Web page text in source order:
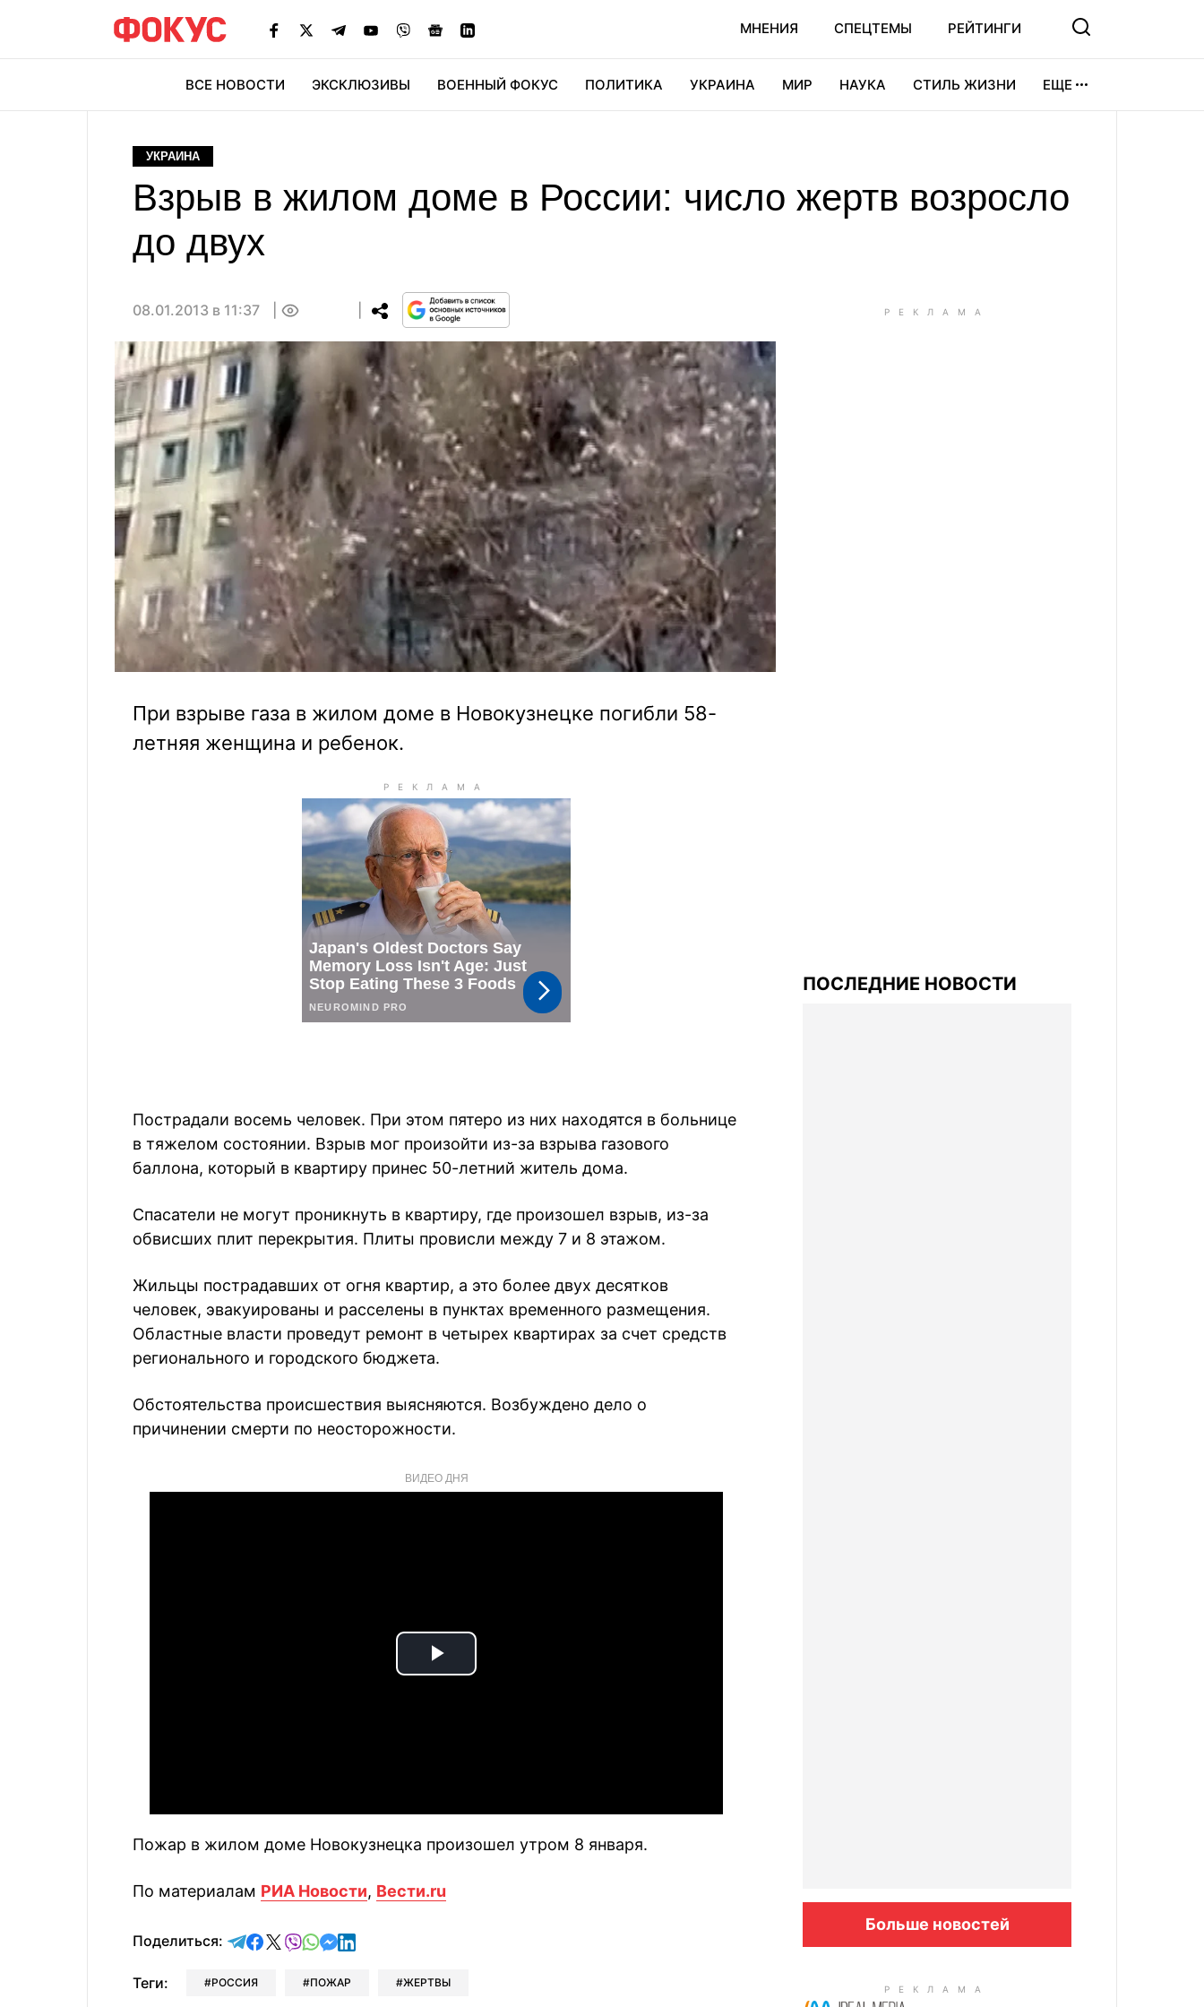
МНЕНИЯ СПЕЦТЕМЫ РЕЙТИНГИ
ВСЕ НОВОСТИ ЭКСКЛЮЗИВЫ ВОЕННЫЙ ФОКУС ПОЛИТИКА УКРАИНА МИР НАУКА СТИЛЬ ЖИЗНИ ЕЩЕ
УКРАИНА
Взрыв в жилом доме в России: число жертв возросло
до двух
08.01.2013 в 11:37
При взрыве газа в жилом доме в Новокузнецке погибли 58-
летняя женщина и ребенок.
Пострадали восемь человек. При этом пятеро из них находятся в больнице
в тяжелом состоянии. Взрыв мог произойти из-за взрыва газового
баллона, который в квартиру принес 50-летний житель дома.
Спасатели не могут проникнуть в квартиру, где произошел взрыв, из-за
обвисших плит перекрытия. Плиты провисли между 7 и 8 этажом.
Жильцы пострадавших от огня квартир, а это более двух десятков
человек, эвакуированы и расселены в пунктах временного размещения.
Областные власти проведут ремонт в четырех квартирах за счет средств
регионального и городского бюджета.
Обстоятельства происшествия выясняются. Возбуждено дело о
причинении смерти по неосторожности.
ВИДЕО ДНЯ
Play
Пожар в жилом доме Новокузнецка произошел утром 8 января.
По материалам РИА Новости, Вести.ru
Поделиться: отправить в Telegram
поделиться в Facebook
поделиться в X
отправить в Viber
отправить в Whatsapp
отправить в Messenger
отправить в LinkedIn
Теги: РОССИЯ ПОЖАР ЖЕРТВЫ
ПОСЛЕДНИЕ НОВОСТИ
Больше новостей